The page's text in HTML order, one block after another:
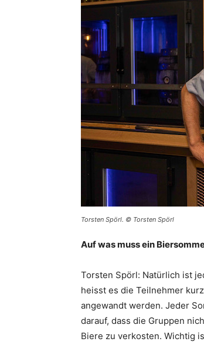
Torsten Spörl. © Torsten Spörl
Auf was muss ein
Torsten Spörl: Natürlich ist
heisst es die Teilnehmer
angewandt werden. Jeder
darauf, dass die Gruppen
Biere zu verkosten. Wichtig